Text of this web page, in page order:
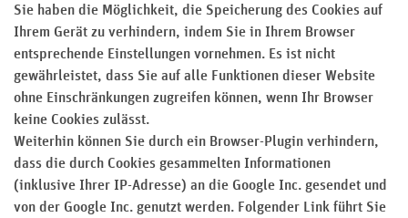
Sie haben die Möglichkeit, die Speicherung des Cookies auf
Ihrem Gerät zu verhindern, indem Sie in Ihrem Browser
entsprechende Einstellungen vornehmen. Es ist nicht
gewährleistet, dass Sie auf alle Funktionen dieser Website
ohne Einschränkungen zugreifen können, wenn Ihr Browser
keine Cookies zulässt.
Weiterhin können Sie durch ein Browser-Plugin verhindern,
dass die durch Cookies gesammelten Informationen
(inklusive Ihrer IP-Adresse) an die Google Inc. gesendet und
von der Google Inc. genutzt werden. Folgender Link führt Sie